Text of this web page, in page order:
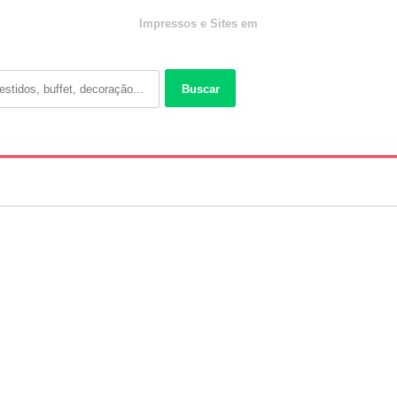
Impressos e Sites em
Buscar